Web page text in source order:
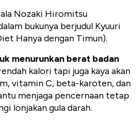
Nozaki Hiromitsu
bukunya berjudul Kyuuri
Hanya dengan Timun).
menurunkan berat badan
kalori tapi juga kaya akan
vitamin C, beta-karoten, dan
menjaga pencernaan tetap
lonjakan gula darah.